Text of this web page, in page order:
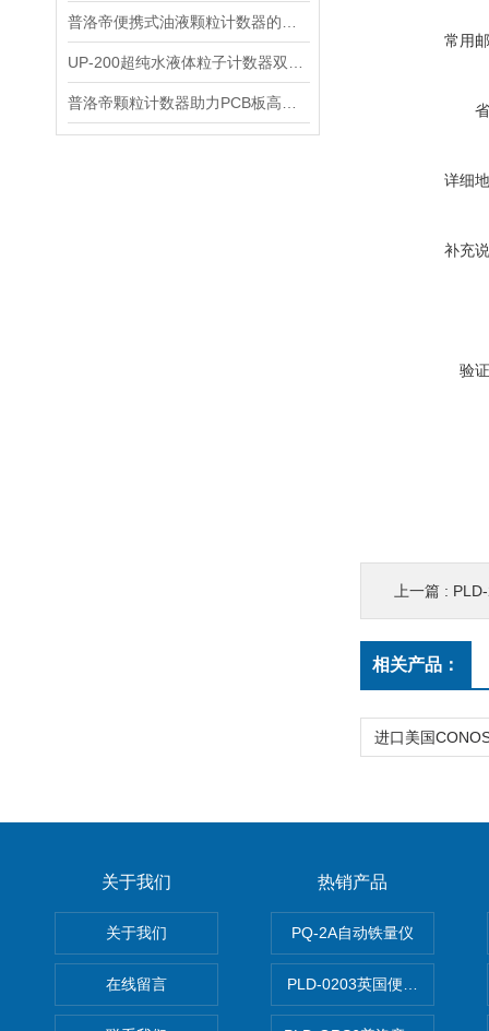
常用
详细
补充
验
上一篇 :
相关产品：
关于我们
关于我们
在线留言
热销产品
PQ-2A自动铁量仪
PLD-0203英国便携式油品颗